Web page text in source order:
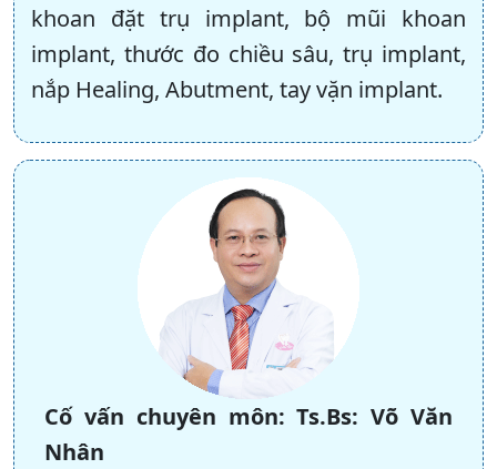
khoan đặt trụ implant, bộ mũi khoan
implant, thước đo chiều sâu, trụ implant,
nắp Healing, Abutment, tay vặn implant.
Cố vấn chuyên môn:Ts.Bs: Võ Văn
Nhân